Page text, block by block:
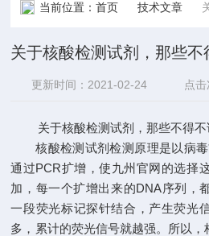
当前位置：首页 技术文章
关于核酸检测试剂，那些不
更新时间：2021-02-24 点
关于核酸检测试剂，那些不得不
核酸检测试剂检测原理是以病毒*
通过PCR扩增，使九州官网的选择
加，每一个扩增出来的DNA序列，
一段荧光标记探针结合，产生荧光
多，累计的荧光信号就越强。所以，